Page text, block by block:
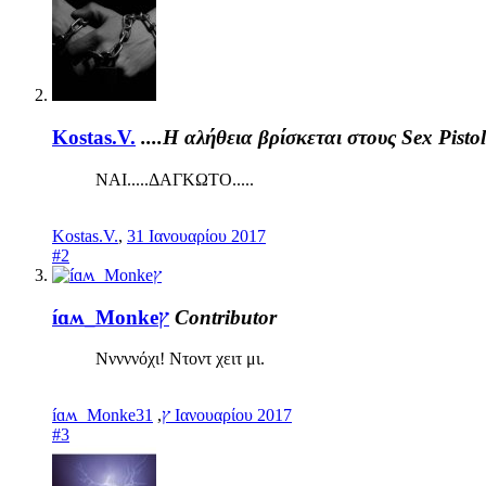
Kostas.V. ....Η αλήθεια βρίσκεται στους Sex
ΝΑΙ.....ΔΑΓΚΩΤΟ.....
Kostas.V., 31 Ιανουαρίου 2017
#2
íɑʍ_Monkeץ Contributor
Νννννόχι! Ντοντ χειτ μι.
íɑʍ_Monkeץ, 31 Ιανουαρίου 2017
#3